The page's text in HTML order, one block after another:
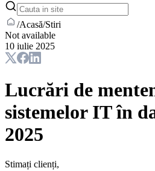
/Acasă/Stiri
Not available
10 iulie 2025
Lucrări de
sistemelor IT în
2025
Stimați clienți,